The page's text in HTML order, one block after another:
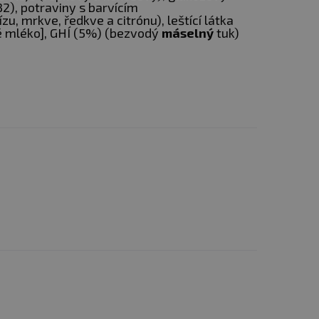
k tomu skvěle chutná.
přidanými křupinkami.
potraviny s barvícím
mrkve, ředkve a citrónu), leštící látka
GHÍ (5%) (bezvodý máselnýtuk)